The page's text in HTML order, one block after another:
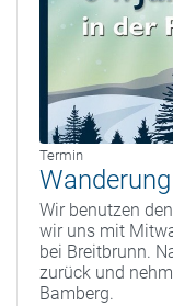
Termin
Wir benutzen
wir uns mit
bei Breitbrunn.
zurück und
Bamberg.